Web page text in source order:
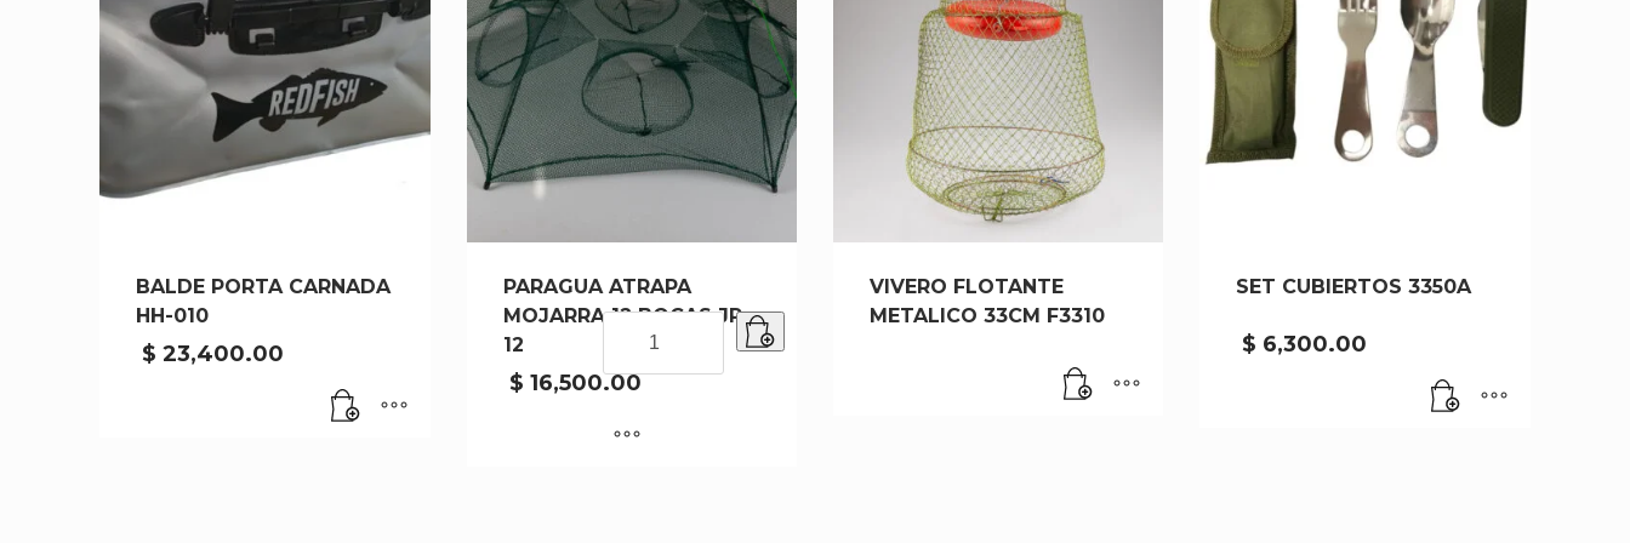
BALDE PORTA CARNADA
HH-010
$ 23,400.00
PARAGUA ATRAPA
MOJARRA 12 BOCAS JP-
12
$ 16,500.00
PARAGUA
ATRAPA
MOJARRA
BOCAS
VIVERO FLOTANTE
METALICO 33CM F3310
SET CUBIERTOS 3350A
$ 6,300.00